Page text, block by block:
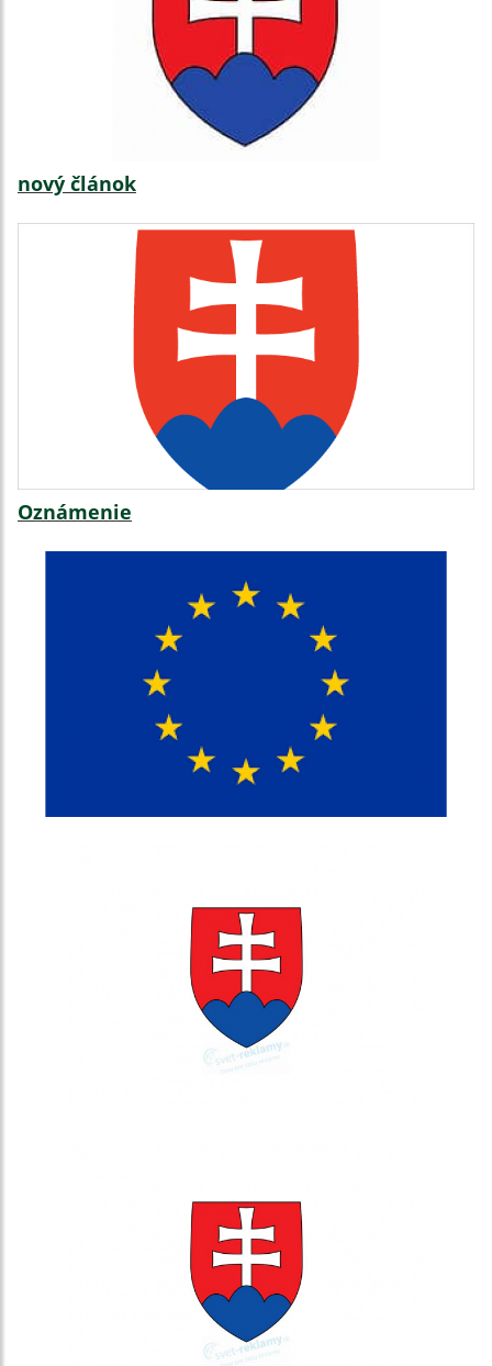
nový článok
Oznámenie